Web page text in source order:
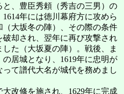
、豊臣秀頼（秀吉の三男）の
年には徳川幕府方に攻めら
大坂冬の陣）、その際の条件
却され、翌年に再び攻撃され
た（大坂夏の陣）。戦後、ま
居城となり、1619年に忠明が
て譜代大名が城代を務めまし
改修を施され、1629年に完成